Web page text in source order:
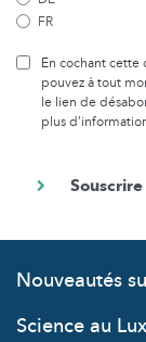
FR
En cochant cette
pouvez à tout
le lien de
plus
Nouveautés
Science au